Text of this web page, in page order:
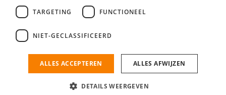
login
Bedrijf aanmelden
nieuwe collega/werknemer zo gevonden!
TARGETING FUNCTIONEEL
NIET-GECLASSIFICEERD
ALLES ACCEPTEREN ALLES AFWIJZEN
DETAILS WEERGEVEN